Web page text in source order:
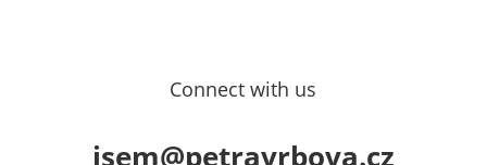
Connect with us
jsem@petravrbova.cz